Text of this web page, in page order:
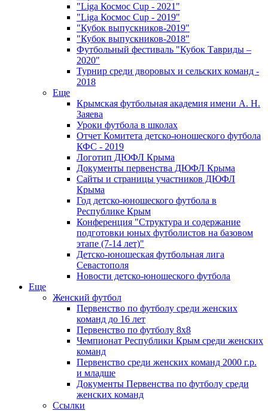
"Liga Космос Cup - 2021"
"Liga Космос Cup - 2019"
"Кубок выпускников-2019"
"Кубок выпускников-2018"
Футбольный фестиваль "Кубок Тавриды –
2020"
Турнир среди дворовых и сельских команд -
2018
Еще
Крымская футбольная академия имени А. Н.
Заяева
Уроки футбола в школах
Отчет Комитета детско-юношеского футбола
КФС - 2019
Логотип ДЮФЛ Крыма
Документы первенства ДЮФЛ Крыма
Сайты и страницы участников ДЮФЛ
Крыма
Год детско-юношеского футбола в
Республике Крым
Конференция "Структура и содержание
подготовки юных футболистов на базовом
этапе (7-14 лет)"
Детско-юношеская футбольная лига
Севастополя
Новости детско-юношеского футбола
Еще
Женский футбол
Первенство по футболу среди женских
команд до 16 лет
Первенство по футболу 8х8
Чемпионат Республики Крым среди женских
команд
Первенство среди женских команд 2000 г.р.
и младше
Документы Первенства по футболу среди
женских команд
Ссылки